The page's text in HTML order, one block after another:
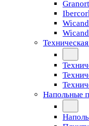
Напольные